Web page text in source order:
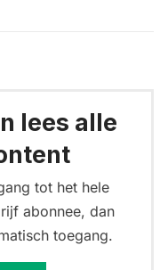
lees alle
tot het hele
abonnee, dan
toegang.